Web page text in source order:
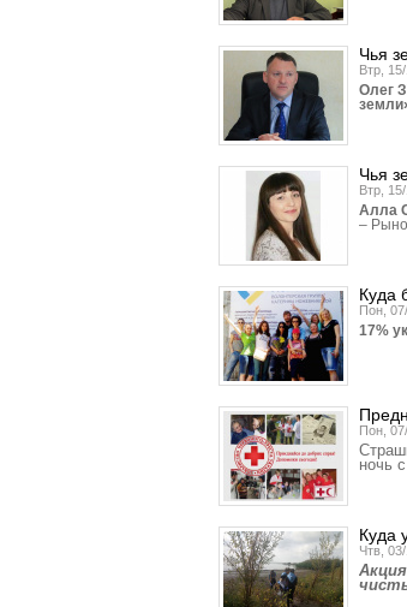
Чья
Втр,
Олег
Чья
Втр,
Алла
–
Куда
Пон,
17%
Пон,
ночь
Куда
Чтв,